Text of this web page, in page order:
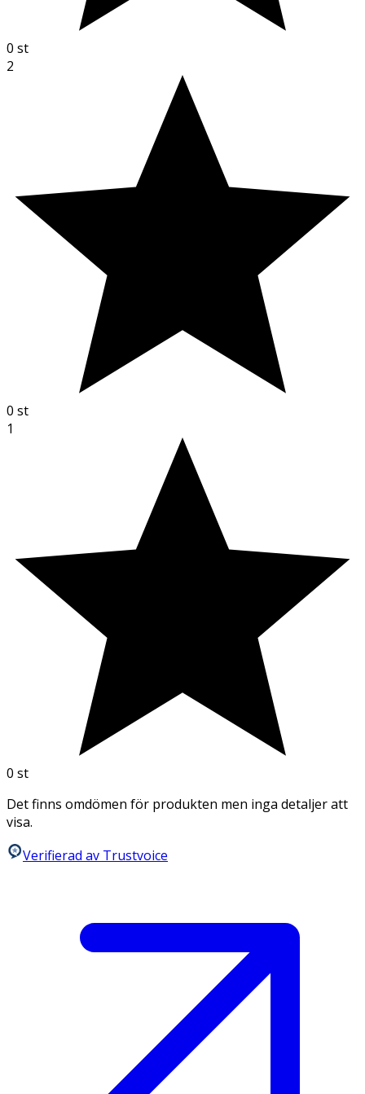
0 st
2
0 st
1
0 st
Det finns omdömen för produkten men inga detaljer att
visa.
Verifierad av Trustvoice